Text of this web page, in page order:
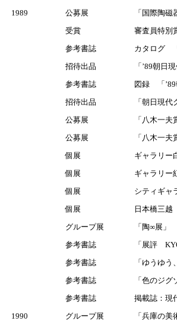
1989
公募展
「国際陶
受賞
審査員特別
参考書誌
カタログ
招待出品
「’89朝
参考書誌
図録 「’89
招待出品
「朝日現
公募展
「八木一
公募展
「八木一
個展
ギャラリ
個展
ギャラリ
個展
シティギ
個展
日本橋三
グループ展
「陶∞展
参考書誌
「展評
参考書誌
「ゆうゆ
参考書誌
「色のジ
参考書誌
掲載誌：
1990
グループ展
「兵庫の